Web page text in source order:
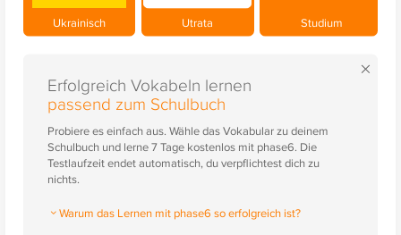
Ukrainisch Utrata Studium
×
Erfolgreich Vokabeln lernen
passend zum Schulbuch
Probiere es einfach aus. Wähle das Vokabular zu deinem
Schulbuch und lerne 7 Tage kostenlos mit phase6. Die
Testlaufzeit endet automatisch, du verpflichtest dich zu
nichts.
Warum das Lernen mit phase6 so erfolgreich ist?